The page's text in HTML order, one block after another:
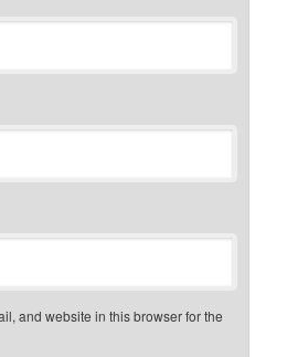
and website in this browser for the